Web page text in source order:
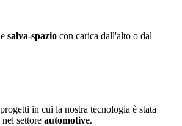
salva-spazio con carica dall'alto o dal
in cui la nostra tecnologia è stata
settore automotive.